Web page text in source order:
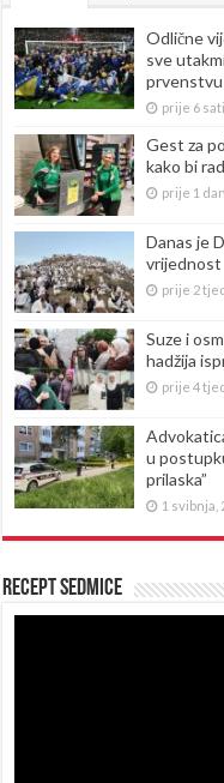
Odlične
sve
prvenstvu
prije 6 sati
Gest za
kako bi
prije 1 dan
Danas je
vrijednost
prije 2
Suze i
hadžija
prije 4
u
prilaska”
1 svibnja,
Recept sedmice